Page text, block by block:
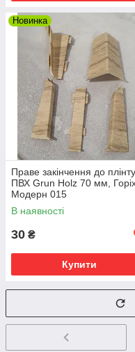
Новинка
Праве закінчення до
ПВХ Grun Holz 70 мм,
Модерн 015
В наявності
30 ₴
Купити